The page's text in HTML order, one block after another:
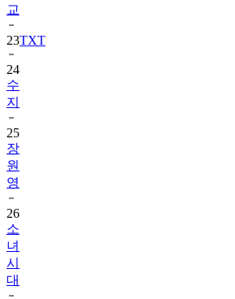
교
23TXT
24
수
지
25
장
원
영
26
소
녀
시
대